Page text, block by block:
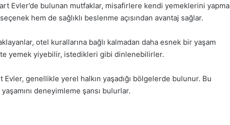
Evler’de bulunan mutfaklar, misafirlere kendi yemeklerini yapma
hem de sağlıklı beslenme açısından avantaj sağlar.
otel kurallarına bağlı kalmadan daha esnek bir yaşam
yemek yiyebilir, istedikleri gibi dinlenebilirler.
genellikle yerel halkın yaşadığı bölgelerde bulunur. Bu
deneyimleme şansı bulurlar.